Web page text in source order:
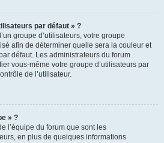
par défaut » ?
groupe d’utilisateurs, votre groupe
afin de déterminer quelle sera la couleur et
défaut. Les administrateurs du forum
vous-même votre groupe d’utilisateurs par
de l’utilisateur.
» ?
l’équipe du forum que sont les
en plus de quelques informations